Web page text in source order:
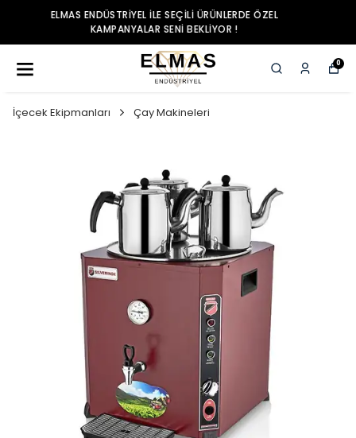
ELMAS ENDÜSTRIYEL ILE SEÇILI ÜRÜNLERDE ÖZEL
KAMPANYALAR SENI BEKLIYOR !
0
İçecek Ekipmanları Çay Makineleri